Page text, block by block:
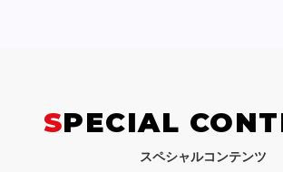
SPECIAL
スペシャルコンテンツ